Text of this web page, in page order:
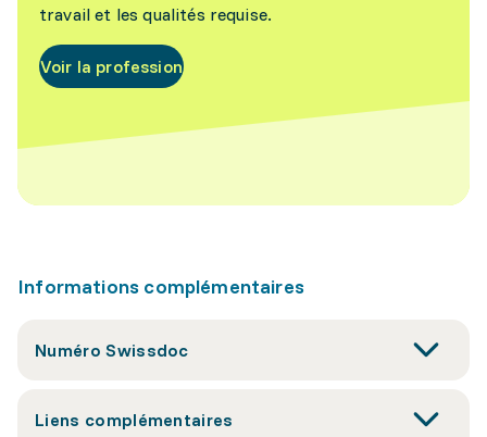
travail et les qualités requise.
Voir la profession
Informations complémentaires
Numéro Swissdoc
Liens complémentaires